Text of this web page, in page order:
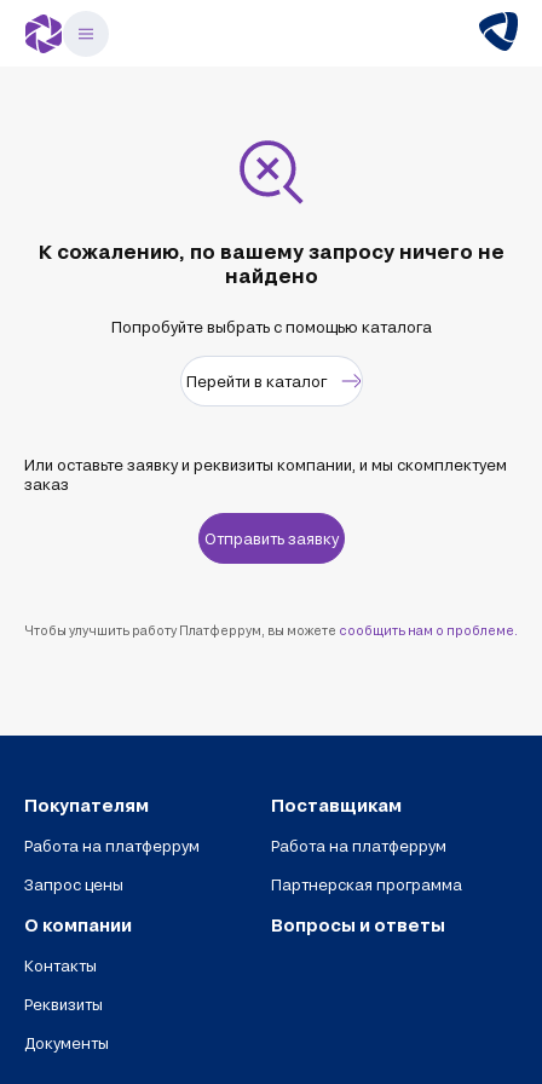
К сожалению, по вашему запросу ничего не
найдено
Попробуйте выбрать с помощью каталога
Перейти в каталог
Или оставьте заявку и реквизиты компании, и мы скомплектуем
заказ
Отправить заявку
Чтобы улучшить работу Платферрум, вы можете сообщить нам о проблеме.
Покупателям
Работа на платферрум
Запрос цены
Поставщикам
Работа на платферрум
Партнерская программа
О компании
Контакты
Реквизиты
Документы
Вопросы и ответы